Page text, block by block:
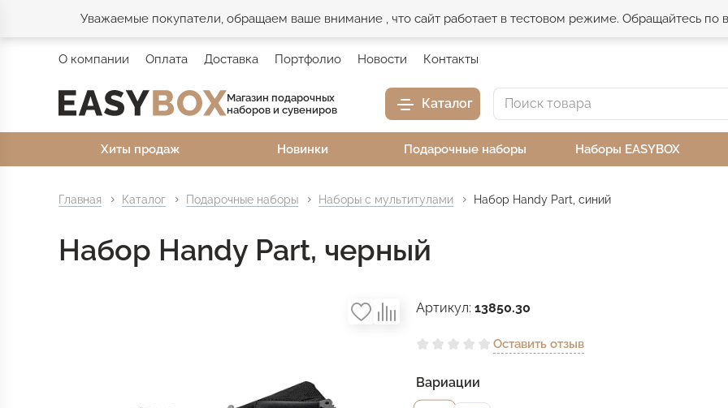
Уважаемые покупатели, обращаем ваше внимание , что сайт работает в тестовом режиме. Обращайтесь по
О компании Оплата Доставка Портфолио Новости Контакты
Магазин подарочных
наборов и сувениров
Каталог
Хиты продаж Новинки Подарочные наборы Наборы EASYBOX
Главная Каталог Подарочные наборы Наборы с мультитулами Набор Handy Part, синий
Набор Handy Part, черный
Артикул: 13850.30
Оставить отзыв
Вариации